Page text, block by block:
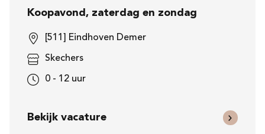
Koopavond, zaterdag en zondag
[511] Eindhoven Demer
Skechers
0 - 12 uur
Bekijk vacature